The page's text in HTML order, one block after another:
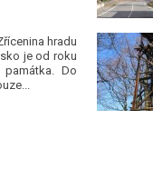
hradu
je od roku
památka. Do